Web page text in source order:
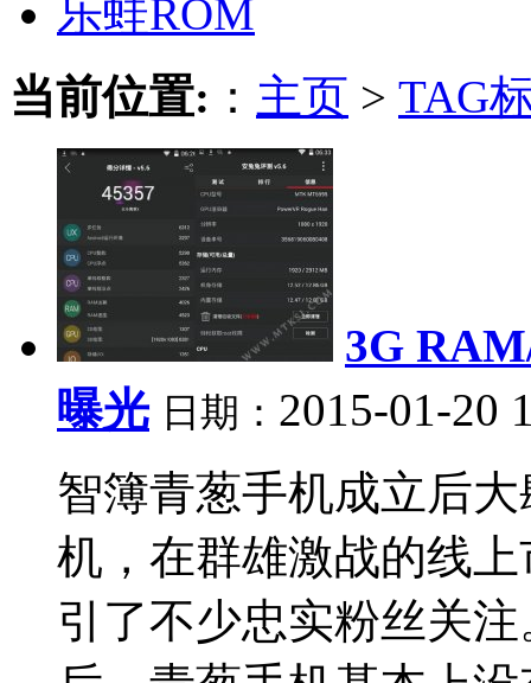
乐蛙ROM
当前位置: ： 主页 > TAG
3G
曝光 日期： 2015-01-20
智簿青葱手机成立后
机，在群雄激战的线
引了不少忠实粉丝关